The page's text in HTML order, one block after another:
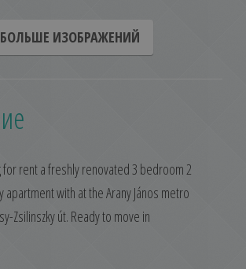
БОЛЬШЕ ИЗОБРАЖЕНИЙ
rent a freshly renovated 3 bedroom 2
apartment with at the Arany János metro
Zsilinszky út. Ready to move in